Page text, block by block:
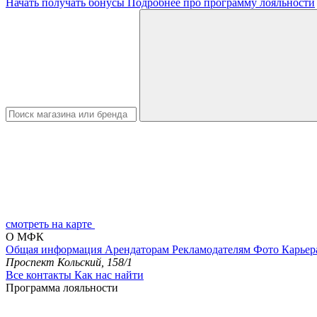
Начать получать бонусы Подробнее про программу лояльности
смотреть на карте
О МФК
Общая информация Арендаторам Рекламодателям Фото
Проспект Кольский, 158/1
Все контакты Как нас найти
Программа лояльности